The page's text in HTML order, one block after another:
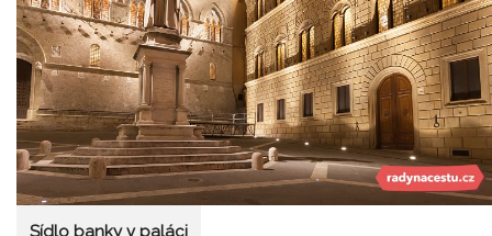
Sídlo banky v paláci